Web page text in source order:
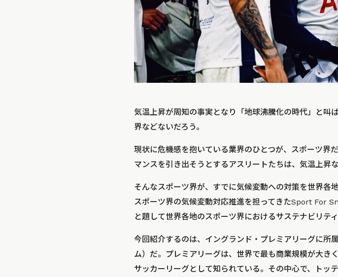
気温上昇が周知の事実となり「地球沸騰化の時代」と叫
界などないだろう。
現状に危機感を抱いている業界のひとつが、スポーツ界
マンスを引き出そうとするアスリートたちは、気温上昇
そんなスポーツ界が、すでに気候変動への対策を世界各
スポーツ界の気候変動対応推進を担ってきたSport For
と題して世界各地のスポーツ界におけるサステナビリテ
今回紹介するのは、イングランド・プレミアリーグに所
ム）だ。プレミアリーグは、世界で最も商業規模が大き
サッカーリーグとして知られている。その中心で、トッ